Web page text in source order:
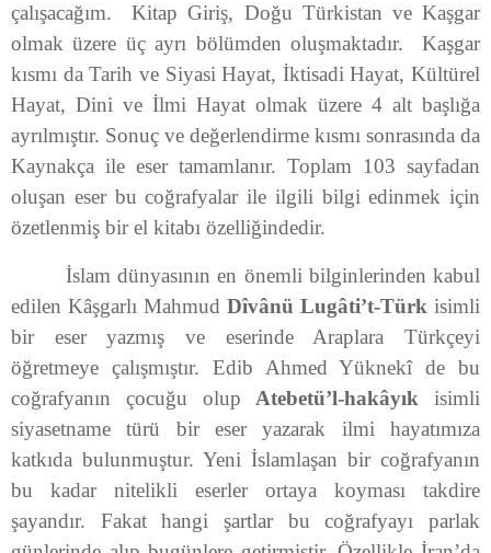
çalışacağım. Kitap Giriş, Doğu Türkistan ve Kaşgar
olmak üzere üç ayrı bölümden oluşmaktadır. Kaşgar
kısmı da Tarih ve Siyasi Hayat, İktisadi Hayat, Kültürel
Hayat, Dini ve İlmi Hayat olmak üzere 4 alt başlığa
ayrılmıştır. Sonuç ve değerlendirme kısmı sonrasında da
Kaynakça ile eser tamamlanır. Toplam 103 sayfadan
oluşan eser bu coğrafyalar ile ilgili bilgi edinmek için
özetlenmiş bir el kitabı özelliğindedir.
İslam dünyasının en önemli bilginlerinden kabul
edilen Kâşgarlı Mahmud Dîvânü Lugâti’t-Türk isimli
bir eser yazmış ve eserinde Araplara Türkçeyi
öğretmeye çalışmıştır. Edib Ahmed Yüknekî de bu
coğrafyanın çocuğu olupAtebetü’l-hakâyık isimli
siyasetname türü bir eser yazarak ilmi hayatımıza
katkıda bulunmuştur. Yeni İslamlaşan bir coğrafyanın
bu kadar nitelikli eserler ortaya koyması takdire
şayandır. Fakat hangi şartlar bu coğrafyayı parlak